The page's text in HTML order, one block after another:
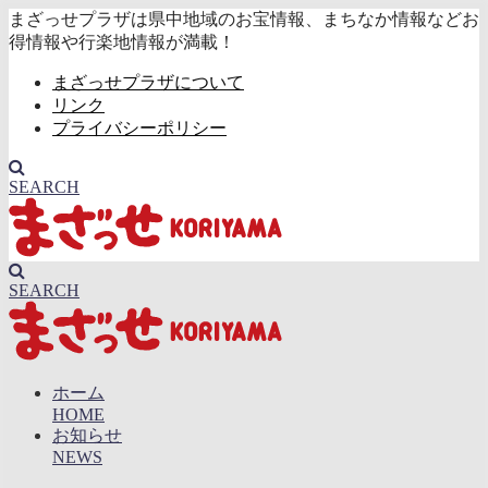
まざっせプラザは県中地域のお宝情報、まちなか情報などお
得情報や行楽地情報が満載！
まざっせプラザについて
リンク
プライバシーポリシー
SEARCH
SEARCH
ホーム
HOME
お知らせ
NEWS